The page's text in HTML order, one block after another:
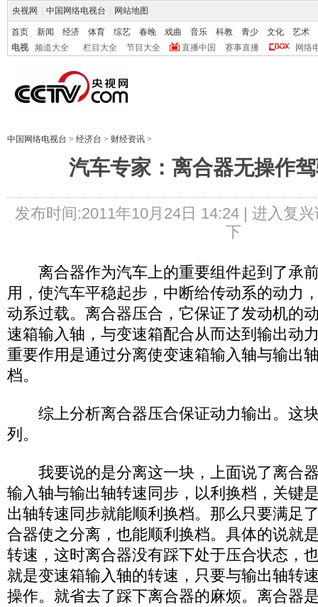
央视网 中国网络电视台 网站地图
首页 新闻 经济 体育 综艺 春晚 戏曲 音乐 科教 青少 文化
艺术
电视
频道大全 栏目大全 节目大全 直播中国 赛事直播 网络
中国网络电视台 > 经济台 > 财经资讯 >
汽车专家：离合器无操作
发布时间:2011年10月24日 14:24 | 进入复兴
下
离合器作为汽车上的重要组件起到了承
用，使汽车平稳起步，中断给传动系的动力
动系过载。离合器压合，它保证了发动机的
速箱输入轴，与变速箱配合从而达到输出动
重要作用是通过分离使变速箱输入轴与输出
档。
综上分析离合器压合保证动力输出。这
列。
我要说的是分离这一块，上面说了离合
输入轴与输出轴转速同步，以利换档，关键
出轴转速同步就能顺利换档。那么只要满足
合器使之分离，也能顺利换档。具体的说就
转速，这时离合器没有踩下处于压合状态，
就是变速箱输入轴的转速，只要与输出轴转
操作。就省去了踩下离合器的麻烦。离合器